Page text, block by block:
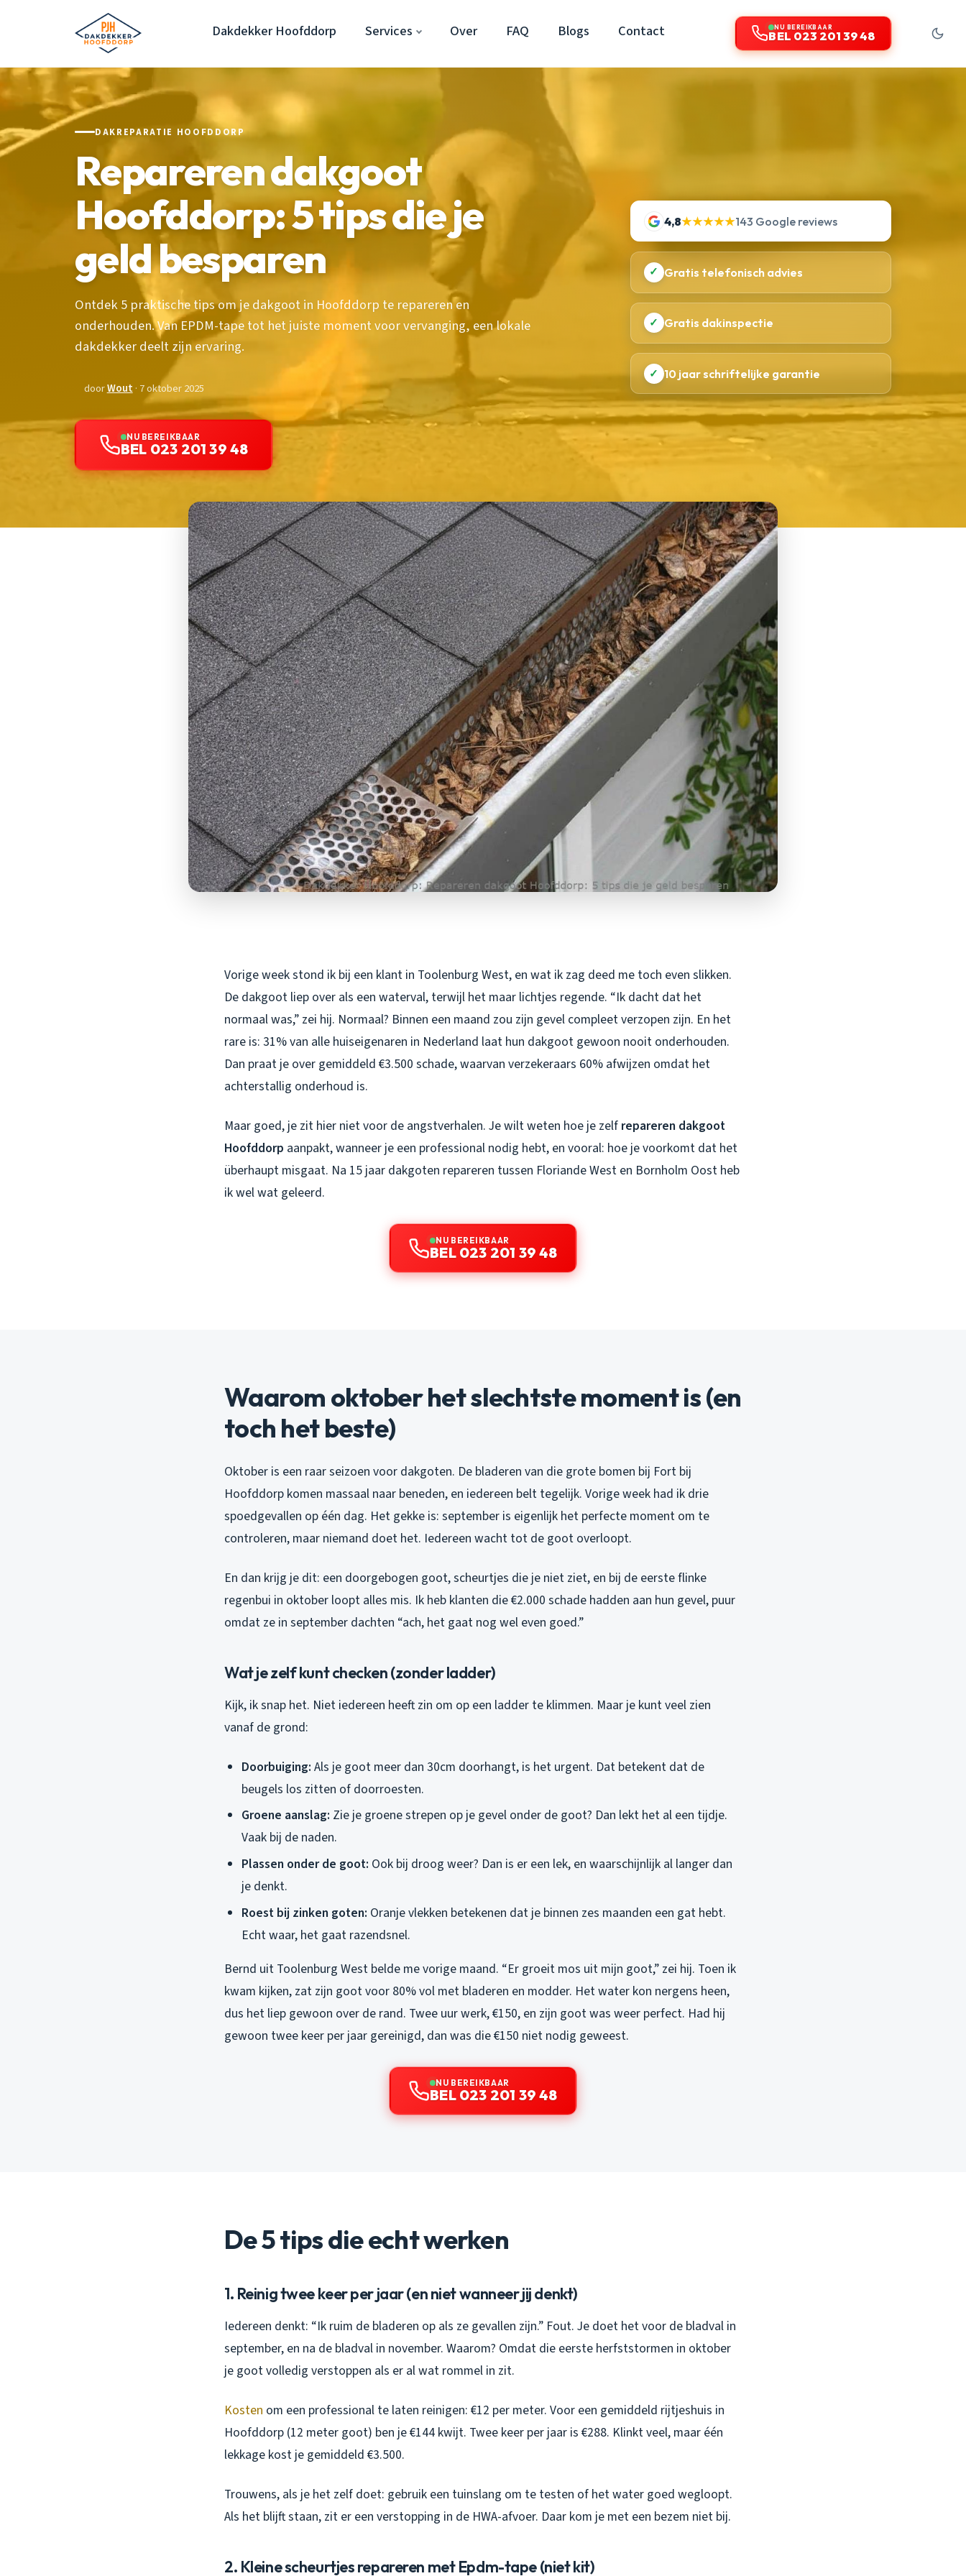
Dakdekker Hoofddorp Services Over FAQ Blogs Contact NU BEREIKBAAR
BEL 023 201 39 48
DAKREPARATIE HOOFDDORP
Repareren dakgoot
Hoofddorp: 5 tips die je
geld besparen
Ontdek 5 praktische tips om je dakgoot in Hoofddorp te repareren en
onderhouden. Van EPDM-tape tot het juiste moment voor vervanging, een lokale
dakdekker deelt zijn ervaring.
doorWout· 7 oktober 2025
NU BEREIKBAAR
BEL 023 201 39 48
4,8★★★★★143 Google reviews
✓ Gratis telefonisch advies
✓ Gratis dakinspectie
✓ 10 jaar schriftelijke garantie
Vorige week stond ik bij een klant in Toolenburg West, en wat ik zag deed me toch even slikken.
De dakgoot liep over als een waterval, terwijl het maar lichtjes regende. “Ik dacht dat het
normaal was,” zei hij. Normaal? Binnen een maand zou zijn gevel compleet verzopen zijn. En het
rare is: 31% van alle huiseigenaren in Nederland laat hun dakgoot gewoon nooit onderhouden.
Dan praat je over gemiddeld €3.500 schade, waarvan verzekeraars 60% afwijzen omdat het
achterstallig onderhoud is.
Maar goed, je zit hier niet voor de angstverhalen. Je wilt weten hoe je zelf repareren dakgoot
Hoofddorp aanpakt, wanneer je een professional nodig hebt, en vooral: hoe je voorkomt dat het
überhaupt misgaat. Na 15 jaar dakgoten repareren tussen Floriande West en Bornholm Oost heb
ik wel wat geleerd.
NU BEREIKBAAR
BEL 023 201 39 48
Waarom oktober het slechtste moment is (en
toch het beste)
Oktober is een raar seizoen voor dakgoten. De bladeren van die grote bomen bij Fort bij
Hoofddorp komen massaal naar beneden, en iedereen belt tegelijk. Vorige week had ik drie
spoedgevallen op één dag. Het gekke is: september is eigenlijk het perfecte moment om te
controleren, maar niemand doet het. Iedereen wacht tot de goot overloopt.
En dan krijg je dit: een doorgebogen goot, scheurtjes die je niet ziet, en bij de eerste flinke
regenbui in oktober loopt alles mis. Ik heb klanten die €2.000 schade hadden aan hun gevel, puur
omdat ze in september dachten “ach, het gaat nog wel even goed.”
Wat je zelf kunt checken (zonder ladder)
Kijk, ik snap het. Niet iedereen heeft zin om op een ladder te klimmen. Maar je kunt veel zien
vanaf de grond:
Doorbuiging: Als je goot meer dan 30cm doorhangt, is het urgent. Dat betekent dat de
beugels los zitten of doorroesten.
Groene aanslag: Zie je groene strepen op je gevel onder de goot? Dan lekt het al een tijdje.
Vaak bij de naden.
Plassen onder de goot: Ook bij droog weer? Dan is er een lek, en waarschijnlijk al langer dan
je denkt.
Roest bij zinken goten: Oranje vlekken betekenen dat je binnen zes maanden een gat hebt.
Echt waar, het gaat razendsnel.
Bernd uit Toolenburg West belde me vorige maand. “Er groeit mos uit mijn goot,” zei hij. Toen ik
kwam kijken, zat zijn goot voor 80% vol met bladeren en modder. Het water kon nergens heen,
dus het liep gewoon over de rand. Twee uur werk, €150, en zijn goot was weer perfect. Had hij
gewoon twee keer per jaar gereinigd, dan was die €150 niet nodig geweest.
NU BEREIKBAAR
BEL 023 201 39 48
De 5 tips die echt werken
1. Reinig twee keer per jaar (en niet wanneer jij denkt)
Iedereen denkt: “Ik ruim de bladeren op als ze gevallen zijn.” Fout. Je doet hetvoor de bladval in
september, en na de bladval in november. Waarom? Omdat die eerste herfststormen in oktober
je goot volledig verstoppen als er al wat rommel in zit.
Kosten om een professional te laten reinigen: €12 per meter. Voor een gemiddeld rijtjeshuis in
Hoofddorp (12 meter goot) ben je €144 kwijt. Twee keer per jaar is €288. Klinkt veel, maar één
lekkage kost je gemiddeld €3.500.
Trouwens, als je het zelf doet: gebruik een tuinslang om te testen of het water goed wegloopt.
Als het blijft staan, zit er een verstopping in de HWA-afvoer. Daar kom je met een bezem niet bij.
2. Kleine scheurtjes repareren met Epdm-tape (niet kit)